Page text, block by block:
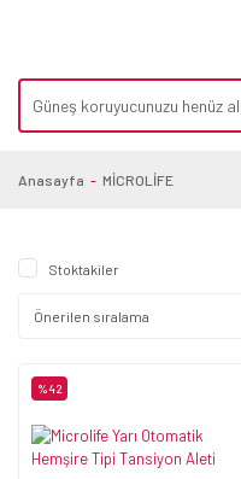
Anasayfa MİCROLİFE
Stoktakiler
%42